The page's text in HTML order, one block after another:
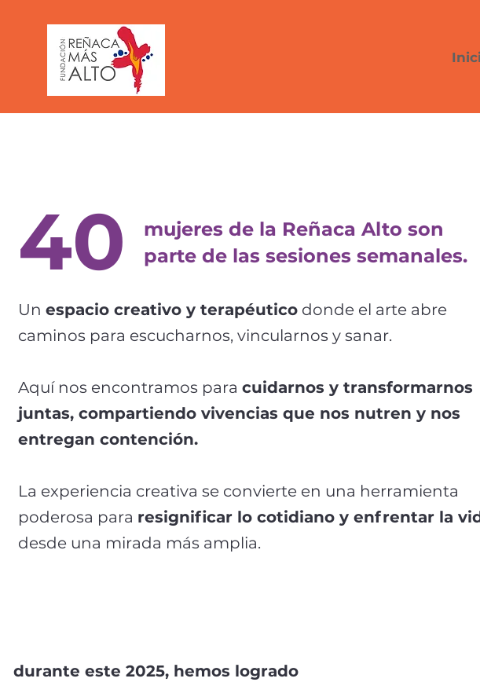
40
mujeres de la Reñaca Alto son
parte de las sesiones semanales.
Un espacio creativo y terapéutico donde el arte abre
caminos para escucharnos, vincularnos y sanar.
Aquí nos encontramos para cuidarnos y transformarnos
juntas, compartiendo vivencias que nos nutren y nos
entregan contención.
La experiencia creativa se convierte en una herramienta
poderosa para resignificar lo cotidiano y enfrentar la
desde una mirada más amplia.
durante este 2025, hemos logrado